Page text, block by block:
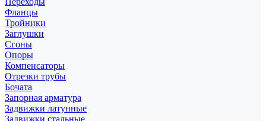
Фланцы
Тройники
Заглушки
Сгоны
Опоры
Компенсаторы
Отрезки трубы
Бочата
Запорная арматура
Задвижки латунные
Задвижки стальные